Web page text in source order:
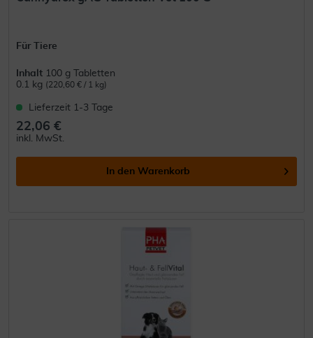
Für Tiere
Inhalt 100 g Tabletten
0.1 kg (220,60 € / 1 kg)
Lieferzeit 1-3 Tage
22,06 €
inkl. MwSt.
In den Warenkorb